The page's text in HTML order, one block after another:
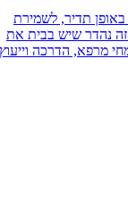
תדיר, לשמירת
נהדר שיש בבית את
מרפא, הדרכה וייעוץ